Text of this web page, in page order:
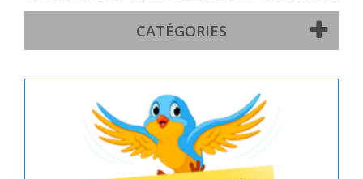
CATÉGORIES